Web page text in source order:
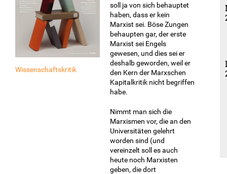
Wissenschaftskritik
soll ja von sich behauptet
haben, dass er kein
Marxist sei. Böse Zungen
behaupten gar, der erste
Marxist sei Engels
gewesen, und dies sei er
deshalb geworden, weil er
den Kern der Marxschen
Kapitalkritik nicht begriffen
habe.
Nimmt man sich die
Marxismen vor, die an den
Universitäten gelehrt
worden sind (und
vereinzelt soll es auch
heute noch Marxisten
geben, die dort